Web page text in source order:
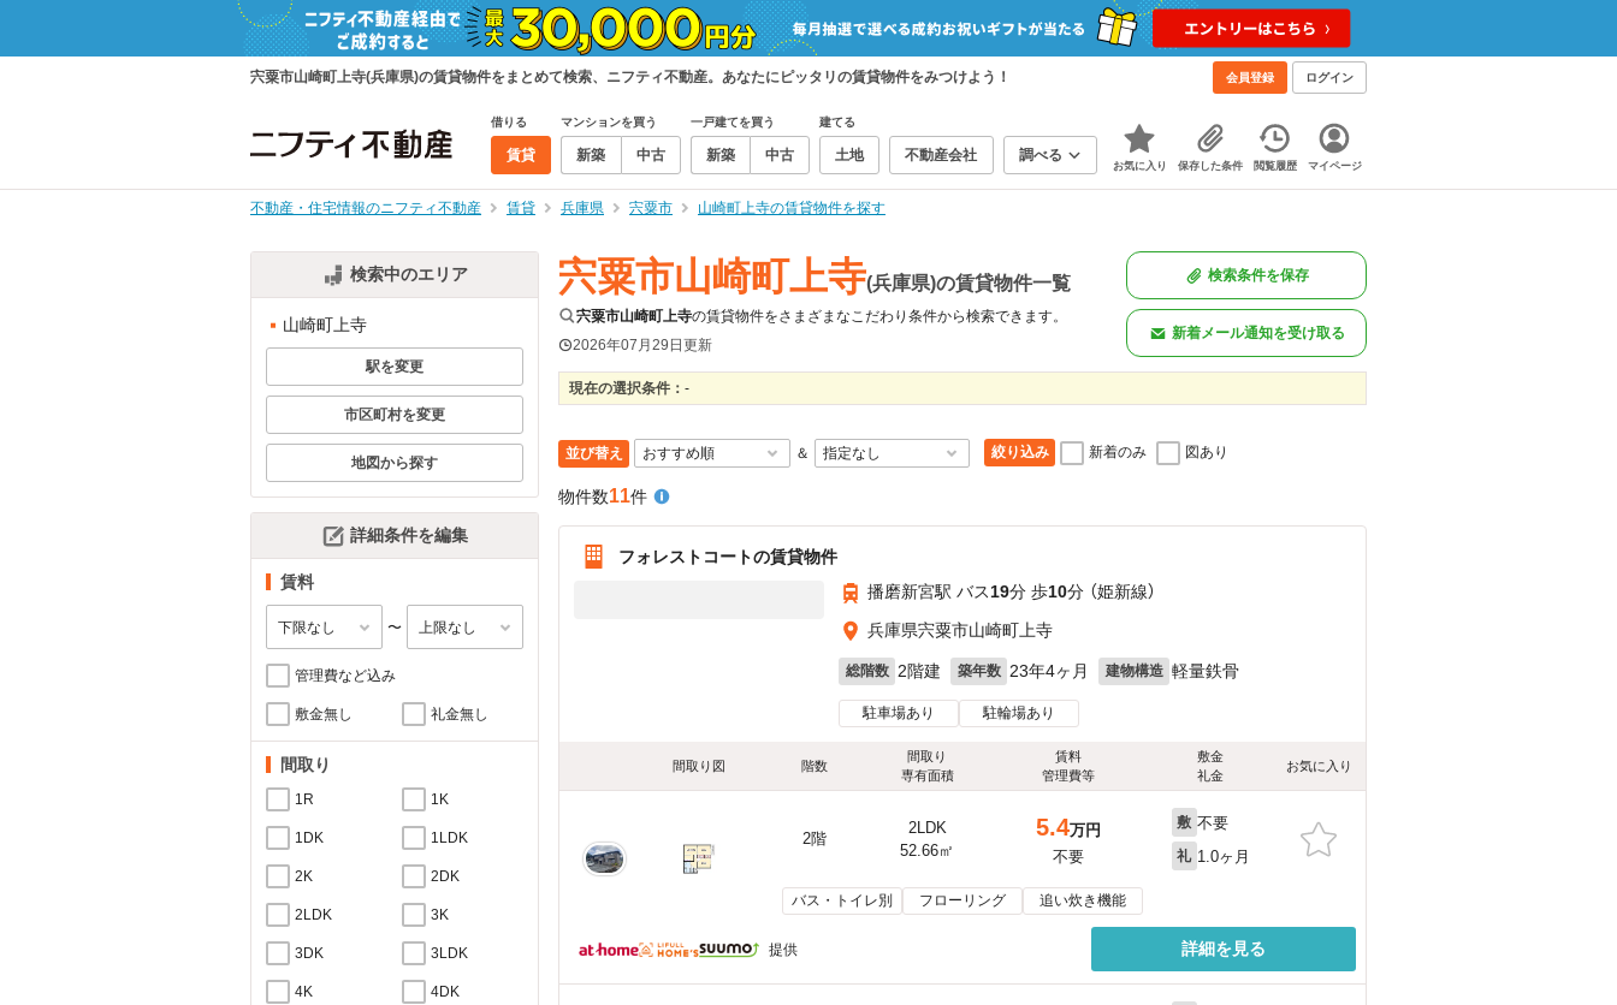
宍粟市山崎町上寺(兵庫県)の賃貸物件をまとめて検索、ニフティ不動産。あなたにピッタリの賃貸物件をみつけよう！ 会員登録 ログイン
借りる
賃貸
マンションを買う
新築 中古
一戸建てを買う
新築 中古
建てる
土地 不動産会社 調べる
お気に入り 保存した条件 閲覧履歴 マイページ
不動産・住宅情報のニフティ不動産 賃貸 兵庫県 宍粟市 山崎町上寺の賃貸物件を探す
検索中のエリア
山崎町上寺
駅を変更
市区町村を変更
地図から探す
詳細条件を編集
賃料
〜
管理費など込み
敷金無し 礼金無し
間取り
1R 1K
1DK 1LDK
2K 2DK
2LDK 3K
3DK 3LDK
4K 4DK
宍粟市山崎町上寺(兵庫県)の賃貸物件一覧
宍粟市山崎町上寺の賃貸物件をさまざまなこだわり条件から検索できます。
2026年07月29日更新
検索条件を保存
新着メール通知を受け取る
現在の選択条件： -
並び替え ＆ 絞り込み 新着のみ 図あり
物件数11件
フォレストコートの賃貸物件
播磨新宮駅 バス19分 歩10分 （姫新線）
兵庫県宍粟市山崎町上寺
総階数 2階建 築年数 23年4ヶ月 建物構造 軽量鉄骨
駐車場あり 駐輪場あり
間取り図 階数
間取り
専有面積
賃料
管理費等
敷金
礼金
お気に入り
2階
2LDK
52.66㎡
5.4万円
不要
敷 不要
礼 1.0ヶ月
バス・トイレ別 フローリング 追い炊き機能
提供 詳細を見る